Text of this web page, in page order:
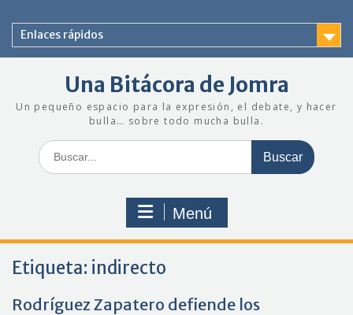
contenido
Enlaces rápidos
Una Bitácora de Jomra
Un pequeño espacio para la expresión, el debate, y hacer
bulla… sobre todo mucha bulla.
Buscar:
Menú
Etiqueta: indirecto
Rodríguez Zapatero defiende los